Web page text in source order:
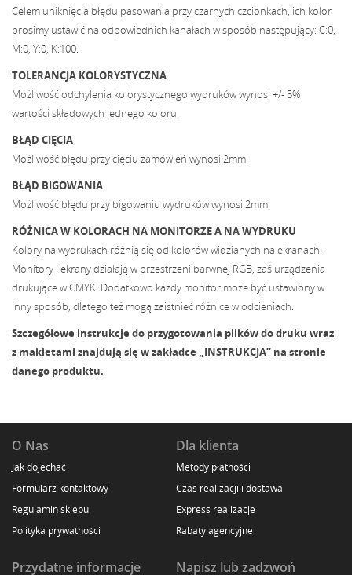
Celem uniknięcia błędu pasowania przy czarnych czcionkach, ich kolor
prosimy ustawić na odpowiednich kanałach w sposób następujący: C:0,
M:0, Y:0, K:100.
TOLERANCJA KOLORYSTYCZNA
Możliwość odchylenia kolorystycznego wydruków wynosi +/- 5%
wartości składowych jednego koloru.
BŁĄD CIĘCIA
Możliwość błędu przy cięciu zamówień wynosi 2mm.
BŁĄD BIGOWANIA
Możliwość błędu przy bigowaniu wydruków wynosi 2mm.
RÓŻNICA W KOLORACH NA MONITORZE A NA WYDRUKU
Kolory na wydrukach różnią się od kolorów widzianych na ekranach.
Monitory i ekrany działają w przestrzeni barwnej RGB, zaś urządzenia
drukujące w CMYK. Dodatkowo każdy monitor może być ustawiony w
inny sposób, dlatego też mogą zaistnieć różnice w odcieniach.
Szczegółowe instrukcje do przygotowania plików do druku wraz
z makietami znajdują się w zakładce „INSTRUKCJA” na stronie
danego produktu.
O Nas
Jak dojechać
Formularz kontaktowy
Regulamin sklepu
Polityka prywatności
Dla klienta
Metody płatności
Czas realizacji i dostawa
Express realizacje
Rabaty agencyjne
Przydatne informacje Napisz lub zadzwoń